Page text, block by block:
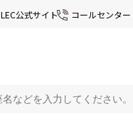
LEC公式サイト コールセンター